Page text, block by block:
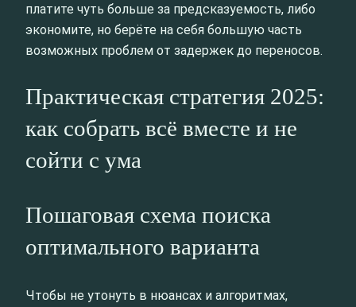
платите чуть больше за предсказуемость, либо
экономите, но берёте на себя большую часть
возможных проблем от задержек до переносов.
Практическая стратегия 2025:
как собрать всё вместе и не
сойти с ума
Пошаговая схема поиска
оптимального варианта
Чтобы не утонуть в нюансах и алгоритмах,